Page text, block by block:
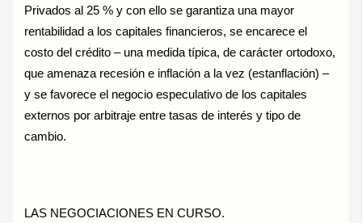
Privados al 25 % y con ello se garantiza una mayor
rentabilidad a los capitales financieros, se encarece el
costo del crédito – una medida típica, de carácter ortodoxo,
que amenaza recesión e inflación a la vez (estanflación) –
y se favorece el negocio especulativo de los capitales
externos por arbitraje entre tasas de interés y tipo de
cambio.
LAS NEGOCIACIONES EN CURSO.